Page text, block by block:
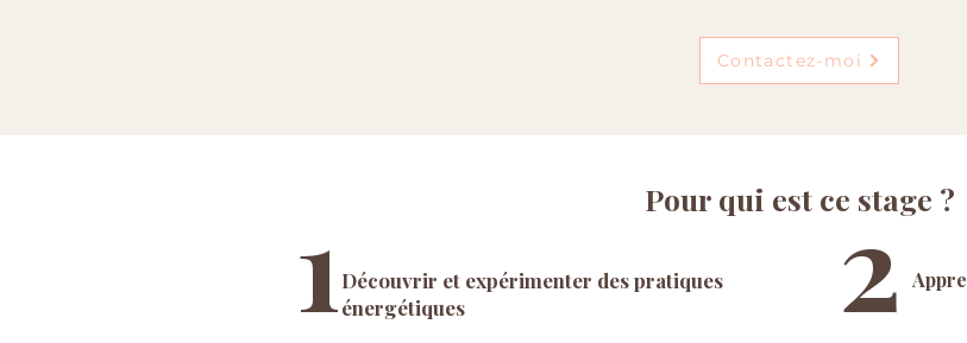
Contactez-moi
Pour qui est ce stage ?
1 Découvrir et expérimenter des pratiques
énergétiques
2